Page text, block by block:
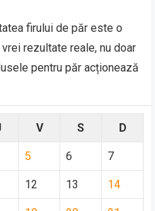
firului de păr este o
rezultate reale, nu doar
pentru păr acționează
V S D
5 6 7
12 13 14